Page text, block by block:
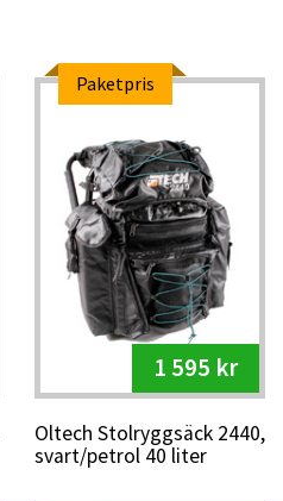
Paketpris
1 595 kr
Oltech Stolryggsäck 2440,
svart/petrol 40 liter